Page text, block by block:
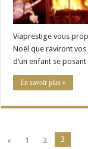
Viaprestige vous
Noël que raviront
d’un enfant se
En savoir plus »
« 1 2 3